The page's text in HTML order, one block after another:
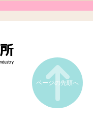
ページの先頭へ